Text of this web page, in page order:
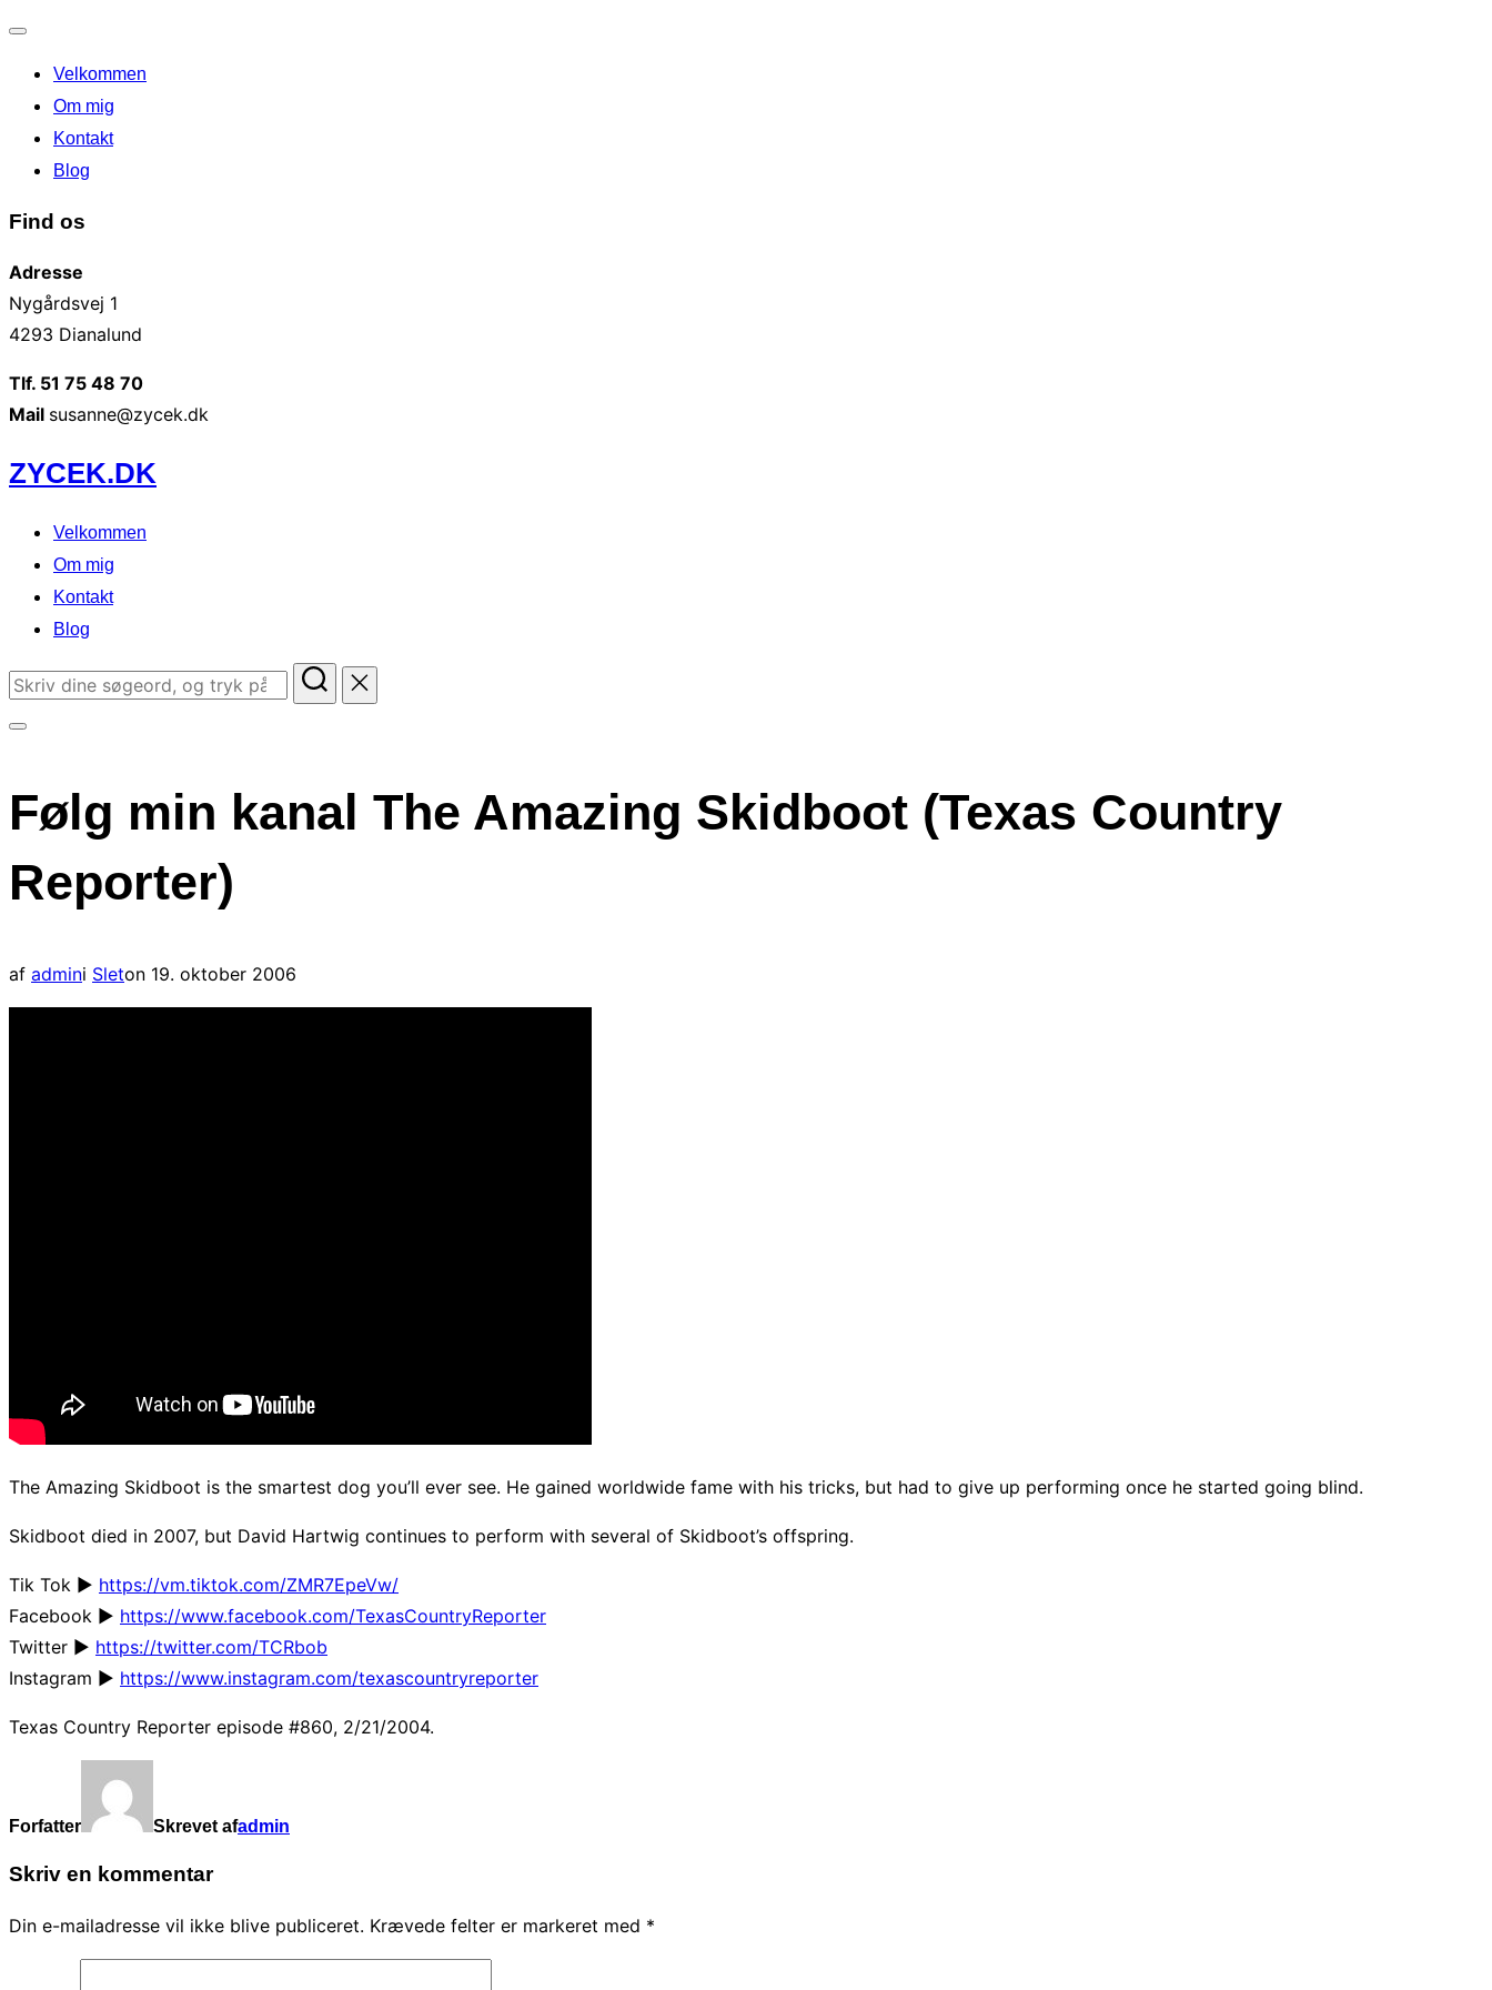
navigation
til/fra
Velkommen
Om mig
Kontakt
Blog
Find os
Adresse
Nygårdsvej 1
4293 Dianalund
Tlf. 51 75 48 70
Mail susanne@zycek.dk
Videre
til
indhold
ZYCEK.DK
Velkommen
Om mig
Kontakt
Blog
Søg
i
sidekolonne
til/fra
Følg min kanal The Amazing Skidboot (Texas Country
Reporter)
af admini Sleton Udgivet
d.
19. oktober 2006
The Amazing Skidboot is the smartest dog you’ll ever see. He gained worldwide fame with his tricks, but had to give up performing once he started going blind.
Skidboot died in 2007, but David Hartwig continues to perform with several of Skidboot’s offspring.
Tik Tok ► https://vm.tiktok.com/ZMR7EpeVw/
Facebook ► https://www.facebook.com/TexasCountryReporter
Twitter ► https://twitter.com/TCRbob
Instagram ► https://www.instagram.com/texascountryreporter
Texas Country Reporter episode #860, 2/21/2004.
Forfatter Skrevet afadmin
Skriv en kommentar
Din e-mailadresse vil ikke blive publiceret. Krævede felter er markeret med *